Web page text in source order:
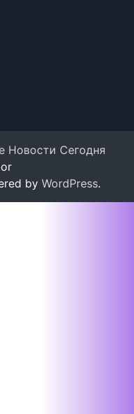
Новости Сегодня
by WordPress.